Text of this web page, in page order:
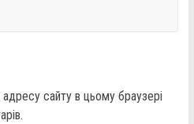
сайту в цьому браузері